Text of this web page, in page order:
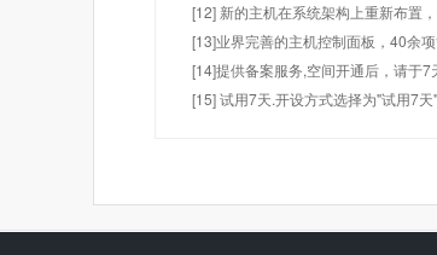
[12] 新的主机在系统架构上重新布置
[13]业界完善的主机控制面板，40余
[14]提供备案服务,空间开通后，请于7
[15] 试用7天.开设方式选择为"试用7天"